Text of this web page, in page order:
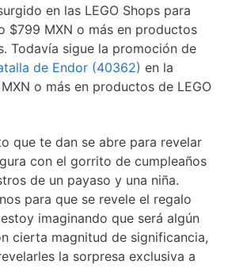
en las LEGO Shops para
$799 MXN o más en productos
Todavía sigue la promoción de
de Endor (40362) en la
o más en productos de LEGO
que te dan se abre para revelar
con el gorrito de cumpleaños
de un payaso y una niña.
para que se revele el regalo
imaginando que será algún
cierta magnitud de significancia,
la sorpresa exclusiva a